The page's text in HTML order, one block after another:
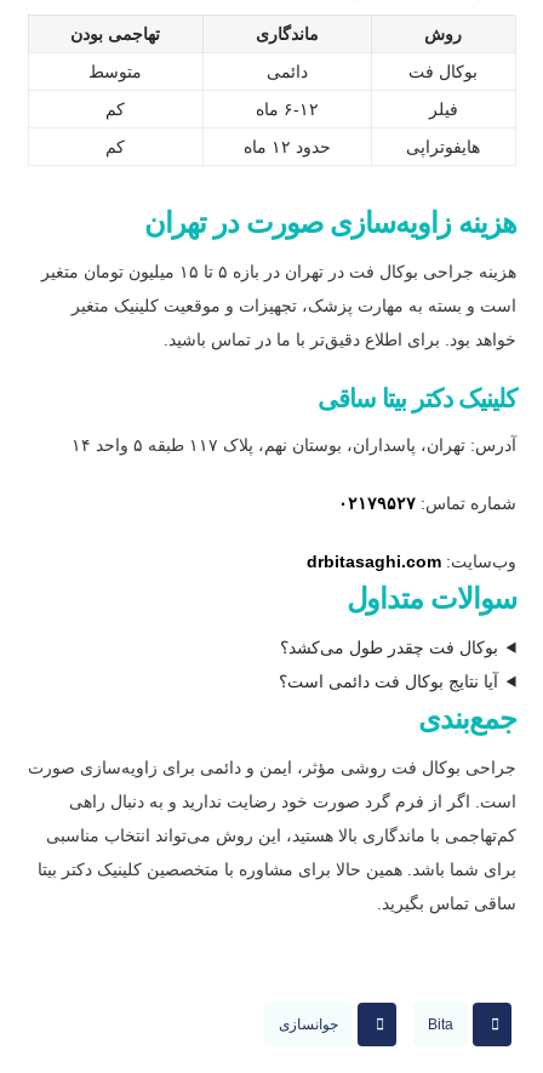
روش ماندگاری
تهاجمی بودن
بوکال فت
دائمی
متوسط
فیلر
۶-۱۲ ماه
کم
هایفوتراپی
حدود ۱۲ ماه کم
هزینه زاویه‌سازی صورت در تهران
هزینه جراحی بوکال فت در تهران در بازه ۵ تا ۱۵ میلیون تومان متغیر
است و بسته به مهارت پزشک، تجهیزات و موقعیت کلینیک متغیر
خواهد بود. برای اطلاع دقیق‌تر با ما در تماس باشید.
کلینیک دکتر بیتا ساقی
آدرس: تهران، پاسداران، بوستان نهم، پلاک ۱۱۷ طبقه ۵ واحد ۱۴
شماره تماس:۰۲۱۷۹۵۲۷
وب‌سایت:drbitasaghi.com
سوالات متداول
بوکال فت چقدر طول می‌کشد؟
آیا نتایج بوکال فت دائمی است؟
جمع‌بندی
جراحی بوکال فت روشی مؤثر، ایمن و دائمی برای زاویه‌سازی صورت
است. اگر از فرم گرد صورت خود رضایت ندارید و به دنبال راهی
کم‌تهاجمی با ماندگاری بالا هستید، این روش می‌تواند انتخاب مناسبی
برای شما باشد. همین حالا برای مشاوره با متخصصین کلینیک دکتر بیتا
ساقی تماس بگیرید.
Bita جوانسازی